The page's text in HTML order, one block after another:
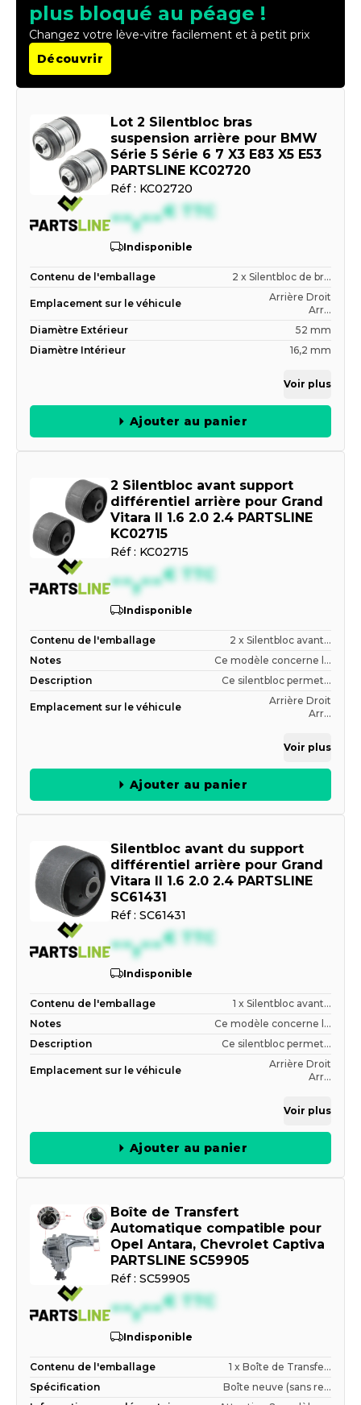
plus bloqué au péage !
Changez votre lève-vitre facilement et à petit prix
Découvrir
Lot 2 Silentbloc bras
suspension arrière pour BMW
Série 5 Série 6 7 X3 E83 X5 E53
PARTSLINE KC02720
Réf : KC02720
--,--€ TTC
Indisponible
Contenu de l'emballage 2 x Silentbloc de br...
Emplacement sur le véhicule
Arrière Droit
Arr...
Diamètre Extérieur
52 mm
Diamètre Intérieur
16,2 mm
Voir plus
Ajouter au panier
2 Silentbloc avant support
différentiel arrière pour Grand
Vitara II 1.6 2.0 2.4 PARTSLINE
KC02715
Réf : KC02715
--,--€ TTC
Indisponible
Contenu de l'emballage
2 x Silentbloc avant...
Notes
Ce modèle concerne l...
Description
Ce silentbloc permet...
Emplacement sur le véhicule
Arrière Droit
Arr...
Voir plus
Ajouter au panier
Silentbloc avant du support
différentiel arrière pour Grand
Vitara II 1.6 2.0 2.4 PARTSLINE
SC61431
Réf : SC61431
--,--€ TTC
Indisponible
Contenu de l'emballage
1 x Silentbloc avant...
Notes
Ce modèle concerne l...
Description
Ce silentbloc permet...
Emplacement sur le véhicule
Arrière Droit
Arr...
Voir plus
Ajouter au panier
Boîte de Transfert
Automatique compatible pour
Opel Antara, Chevrolet Captiva
PARTSLINE SC59905
Réf : SC59905
--,--€ TTC
Indisponible
Contenu de l'emballage
1 x Boîte de Transfe...
Spécification
Boîte neuve (sans re...